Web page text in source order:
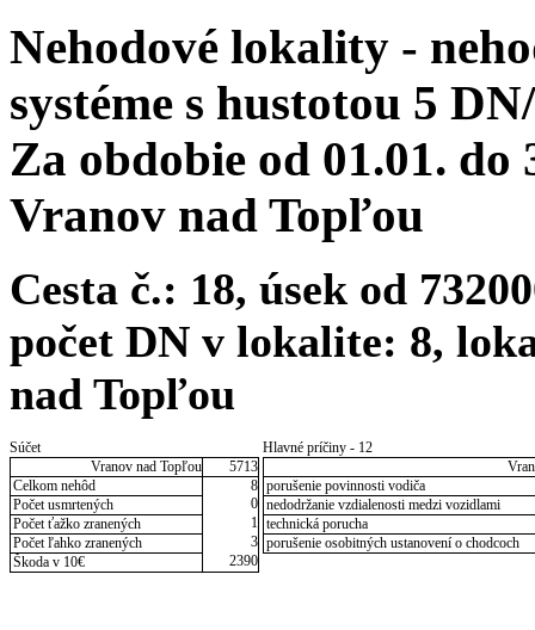
Nehodové lokality -
systéme s hustotou 5
Za obdobie od 01.01. do
Vranov nad Topľou
Cesta č.: 18, úsek od
počet DN v lokalite: 8,
nad Topľou
Súčet
Vranov nad Topľou
5713
Celkom nehôd
8
Počet usmrtených
0
Počet ťažko zranených
1
Počet ľahko zranených
3
Škoda v 10€
2390
Hlavné príčiny - 12
porušenie povinnosti vodiča
nedodržanie vzdialenosti medzi vozidlami
technická porucha
porušenie osobitných ustanovení o chodcoch